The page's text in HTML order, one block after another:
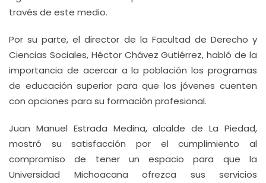
través de este medio.
Por su parte, el director de la Facultad de Derecho y
Ciencias Sociales, Héctor Chávez Gutiérrez, habló de la
importancia de acercar a la población los programas
de educación superior para que los jóvenes cuenten
con opciones para su formación profesional.
Juan Manuel Estrada Medina, alcalde de La Piedad,
mostró su satisfacción por el cumplimiento al
compromiso de tener un espacio para que la
Universidad Michoacana ofrezca sus servicios